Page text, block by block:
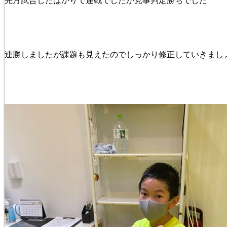
連勝しましたが課題も見えたのでしっかり修正していきまし